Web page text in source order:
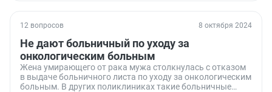
12 вопросов 8 октября 2024
Не дают больничный по уходу за
онкологическим больным
Жена умирающего от рака мужа столкнулась с отказом
в выдаче больничного листа по уходу за онкологическим
больным. В других поликлиниках такие больничные